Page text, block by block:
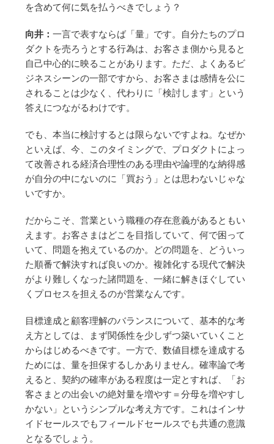
を含めて何に気を払うべきでしょう？
向井： 一言で表すならば「量」です。自分たちのプロ
ダクトを売ろうとする行為は、お客さま側から見ると
自己中心的に映ることがあります。ただ、よくあるビ
ジネスシーンの一部ですから、お客さまは感情を公に
されることは少なく、代わりに「検討します」という
答えにつながるわけです。
でも、本当に検討するとは限らないですよね。なぜか
といえば、今、このタイミングで、プロダクトによっ
て改善される経済合理性のある理由や論理的な納得感
が自分の中にないのに「買おう」とは思わないじゃな
いですか。
だからこそ、営業という職種の存在意義があるともい
えます。お客さまはどこを目指していて、何で困って
いて、問題を抱えているのか。どの問題を、どういっ
た順番で解決すれば良いのか。複雑化する現代で解決
がより難しくなった諸問題を、一緒に解きほぐしてい
くプロセスを担えるのが営業なんです。
目標達成と顧客理解のバランスについて、基本的な考
え方としては、まず関係性を少しずつ築いていくこと
からはじめるべきです。一方で、数値目標を達成する
ためには、量を担保するしかありません。確率論で考
えると、契約の確率がある程度は一定とすれば、「お
客さまとの出会いの絶対量を増やす＝分母を増やすし
かない」というシンプルな考え方です。これはインサ
イドセールスでもフィールドセールスでも共通の意識
となるでしょう。